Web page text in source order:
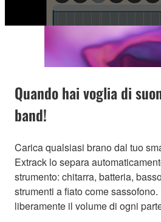
Quando hai voglia di
band!
Carica qualsiasi brano dal tuo
Extrack lo separa
strumento: chitarra, batteria,
strumenti a fiato come
liberamente il volume di ogni